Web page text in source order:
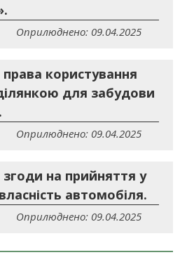
Оприлюднено: 09.04.2025
користування
для забудови
Оприлюднено: 09.04.2025
на прийняття у
автомобіля.
Оприлюднено: 09.04.2025